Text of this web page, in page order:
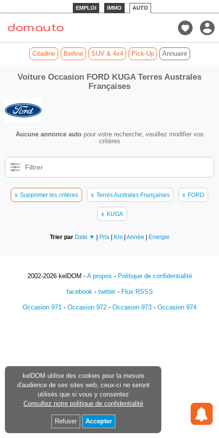
EMPLOI IMMO AUTO
Citadine Berline SUV & 4x4 Pick-Up Annuaire
Voiture Occasion FORD KUGA Terres Australes
Françaises
Aucune annonce autopour votre recherche, veuillez modifier vos
critères
Filtrer
x Supprimer les critères x Terres Australes Françaises x FORD
x KUGA
Trier par Date ▼ | Prix | Km | Année | Energie
2002-2026 kelDOM - A propos - Politique de confidentialité
facebook- twitter- Flux RSSS
Occasion 971 - Occasion 972 - Occasion 973 - Occasion 974
kelDOM utilise des cookies pour la mesure
d'audience de ses sites web, ceux-ci ne seront
utilisés que si vous y consentez
Consultez notre politique de confidentialité
Refuser Accepter